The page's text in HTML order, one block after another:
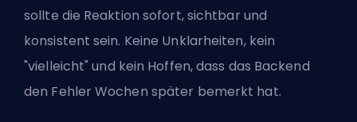
sollte die Reaktion sofort, sichtbar und
konsistent sein. Keine Unklarheiten, kein
"vielleicht" und kein Hoffen, dass das Backend
den Fehler Wochen später bemerkt hat.